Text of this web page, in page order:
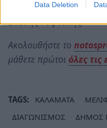
Data Deletion
Διευθυντής του
Στάθης Γυφτάκης.
Ακολουθήστε το
μάθετε πρώτοι όλες τις
TAGS: ΚΑΛΑΜΑΤΑ
ΔΙΑΓΩΝΙΣΜΟΣ
ΔΗΜΟΣ